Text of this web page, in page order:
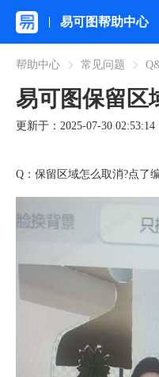
易可图帮助中心
帮助中心 常见问题
易可图保留区
更新于：2025-07-30 02:53:14
Q：保留区域怎么取消?点了